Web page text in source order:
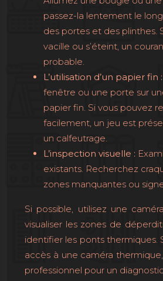
passez-la lentement le
des portes et des plinthes.
vacille ou s’éteint, un
probable.
L’utilisation d’un papier fin :
fenêtre ou une porte sur
papier fin. Si vous pouvez
facilement, un jeu est
un calfeutrage.
L’inspection visuelle :
existants. Recherchez
zones manquantes ou
Si possible, utilisez une
visualiser les zones de
identifier les ponts thermiques.
accès à une caméra
professionnel pour un